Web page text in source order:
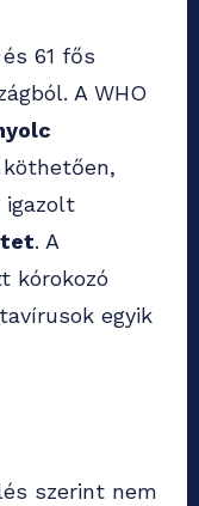
61 fős
A WHO
igazolt
. A
kórokozó
egyik
szerint nem